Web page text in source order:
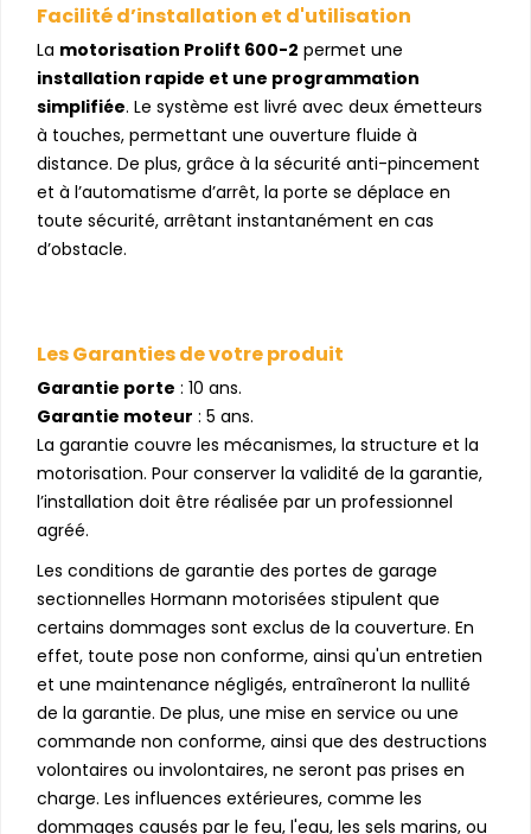
Facilité d’installation et d'utilisation
La motorisation Prolift 600-2 permet une
installation rapide et une programmation
simplifiée. Le système est livré avec deux émetteurs
à touches, permettant une ouverture fluide à
distance. De plus, grâce à la sécurité anti-pincement
et à l’automatisme d’arrêt, la porte se déplace en
toute sécurité, arrêtant instantanément en cas
d’obstacle.
Les Garanties de votre produit
Garantie porte : 10 ans.
Garantie moteur : 5 ans.
La garantie couvre les mécanismes, la structure et la
motorisation. Pour conserver la validité de la garantie,
l’installation doit être réalisée par un professionnel
agréé.
Les conditions de garantie des portes de garage
sectionnelles Hormann motorisées stipulent que
certains dommages sont exclus de la couverture. En
effet, toute pose non conforme, ainsi qu'un entretien
et une maintenance négligés, entraîneront la nullité
de la garantie. De plus, une mise en service ou une
commande non conforme, ainsi que des destructions
volontaires ou involontaires, ne seront pas prises en
charge. Les influences extérieures, comme les
dommages causés par le feu, l'eau, les sels marins, ou